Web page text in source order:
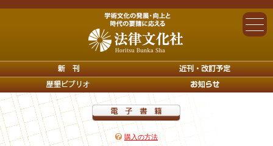
購入の方法